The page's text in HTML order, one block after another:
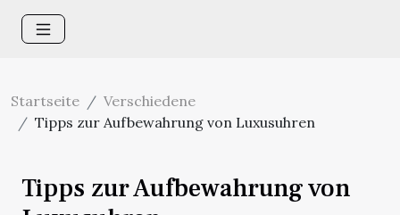
Startseite
Verschiedene
Tipps zur Aufbewahrung von Luxusuhren
Tipps zur Aufbewahrung von